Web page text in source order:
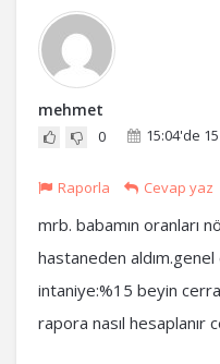
mehmet
0 15:04'de
Raporla Cevap yaz
mrb. babamın oranları
hastaneden
intaniye:%15 beyin
rapora nasıl hesaplanır